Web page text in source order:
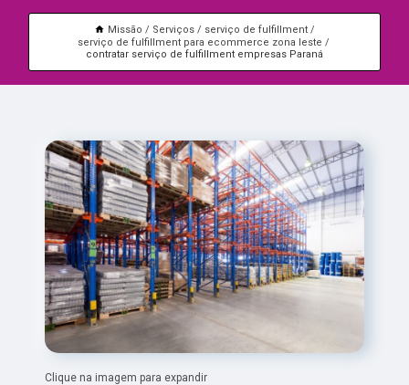
Missão Serviços
serviço de fulfillment
serviço de fulfillment para ecommerce zona leste
contratar serviço de fulfillment empresas Paraná
Clique na imagem para expandir